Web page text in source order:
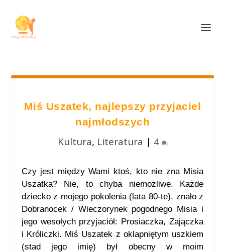
Miś Uszatek, najlepszy przyjaciel
najmłodszych
Kultura, Literatura | 4
Czy jest między Wami ktoś, kto nie zna Misia
Uszatka? Nie, to chyba niemożliwe. Każde
dziecko z mojego pokolenia (lata 80-te), znało z
Dobranocek / Wieczorynek pogodnego Misia i
jego wesołych przyjaciół: Prosiaczka, Zajączka
i Króliczki. Miś Uszatek z oklapniętym uszkiem
(stad jego imię) był obecny w moim